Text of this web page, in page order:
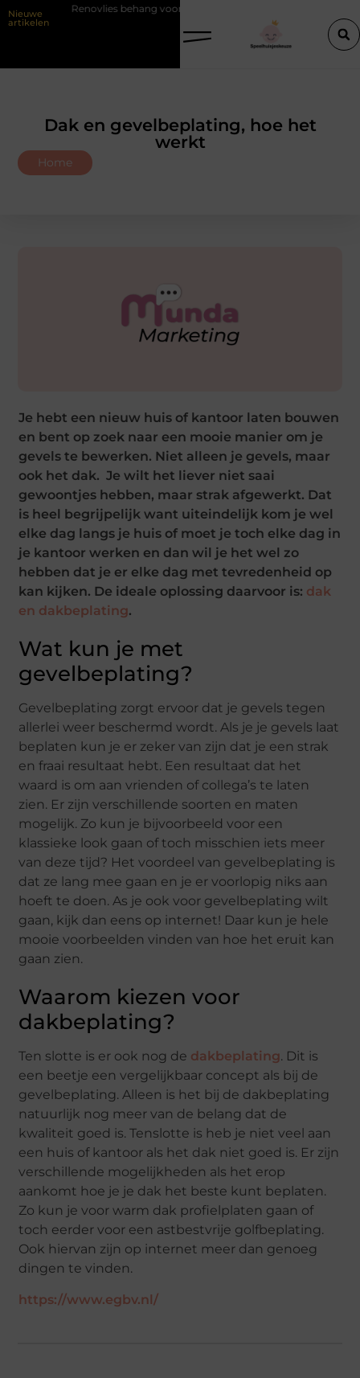
Nieuwe
artikelen
Renovlies behang voor strakke wanden
Dak en gevelbeplating, hoe het
werkt
Home
Je hebt een nieuw huis of kantoor laten bouwen
en bent op zoek naar een mooie manier om je
gevels te bewerken. Niet alleen je gevels, maar
ook het dak. Je wilt het liever niet saai
gewoontjes hebben, maar strak afgewerkt. Dat
is heel begrijpelijk want uiteindelijk kom je wel
elke dag langs je huis of moet je toch elke dag in
je kantoor werken en dan wil je het wel zo
hebben dat je er elke dag met tevredenheid op
kan kijken. De ideale oplossing daarvoor is: dak
en dakbeplating.
Wat kun je met
gevelbeplating?
Gevelbeplating zorgt ervoor dat je gevels tegen
allerlei weer beschermd wordt. Als je je gevels laat
beplaten kun je er zeker van zijn dat je een strak
en fraai resultaat hebt. Een resultaat dat het
waard is om aan vrienden of collega’s te laten
zien. Er zijn verschillende soorten en maten
mogelijk. Zo kun je bijvoorbeeld voor een
klassieke look gaan of toch misschien iets meer
van deze tijd? Het voordeel van gevelbeplating is
dat ze lang mee gaan en je er voorlopig niks aan
hoeft te doen. As je ook voor gevelbeplating wilt
gaan, kijk dan eens op internet! Daar kun je hele
mooie voorbeelden vinden van hoe het eruit kan
gaan zien.
Waarom kiezen voor
dakbeplating?
Ten slotte is er ook nog de dakbeplating. Dit is
een beetje een vergelijkbaar concept als bij de
gevelbeplating. Alleen is het bij de dakbeplating
natuurlijk nog meer van de belang dat de
kwaliteit goed is. Tenslotte is heb je niet veel aan
een huis of kantoor als het dak niet goed is. Er zijn
verschillende mogelijkheden als het erop
aankomt hoe je je dak het beste kunt beplaten.
Zo kun je voor warm dak profielplaten gaan of
toch eerder voor een astbestvrije golfbeplating.
Ook hiervan zijn op internet meer dan genoeg
dingen te vinden.
https://www.egbv.nl/